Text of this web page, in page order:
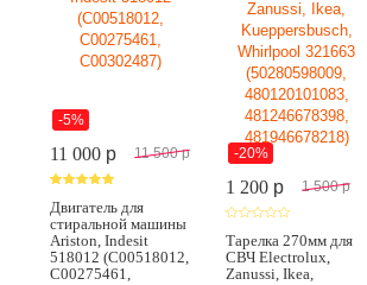
-5%
11 000 p 11 500 p
Двигатель для
стиральной машины
Ariston, Indesit
518012 (C00518012,
C00275461,
-20%
1 200 p 1 500 p
Тарелка 270мм для
СВЧ Electrolux,
Zanussi, Ikea,